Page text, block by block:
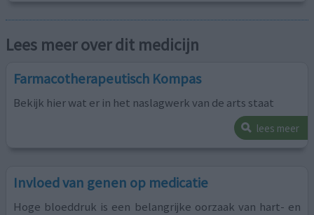
Lees meer over dit medicijn
Farmacotherapeutisch Kompas
Bekijk hier wat er in het naslagwerk van de arts staat
lees meer
Invloed van genen op medicatie
Hoge bloeddruk is een belangrijke oorzaak van hart- en